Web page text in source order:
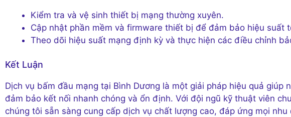
Kiểm tra và vệ sinh thiết bị mạng thường xuyên.
Cập nhật phần mềm và firmware thiết bị để đảm bảo hiệu suất
Theo dõi hiệu suất mạng định kỳ và thực hiện các điều chỉnh
Kết Luận
Dịch vụ bấm đầu mạng tại Bình Dương là một giải pháp hiệu quả giúp
đảm bảo kết nối nhanh chóng và ổn định. Với đội ngũ kỹ thuật viên
chúng tôi sẵn sàng cung cấp dịch vụ chất lượng cao, đáp ứng mọi